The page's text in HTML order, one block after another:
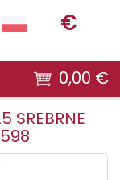
€
0,00 €
SREBRNE